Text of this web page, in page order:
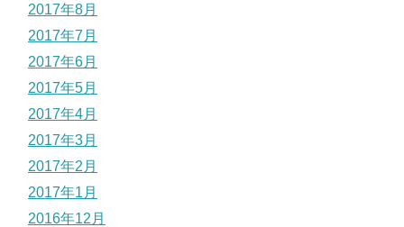
2017年8月
2017年7月
2017年6月
2017年5月
2017年4月
2017年3月
2017年2月
2017年1月
2016年12月